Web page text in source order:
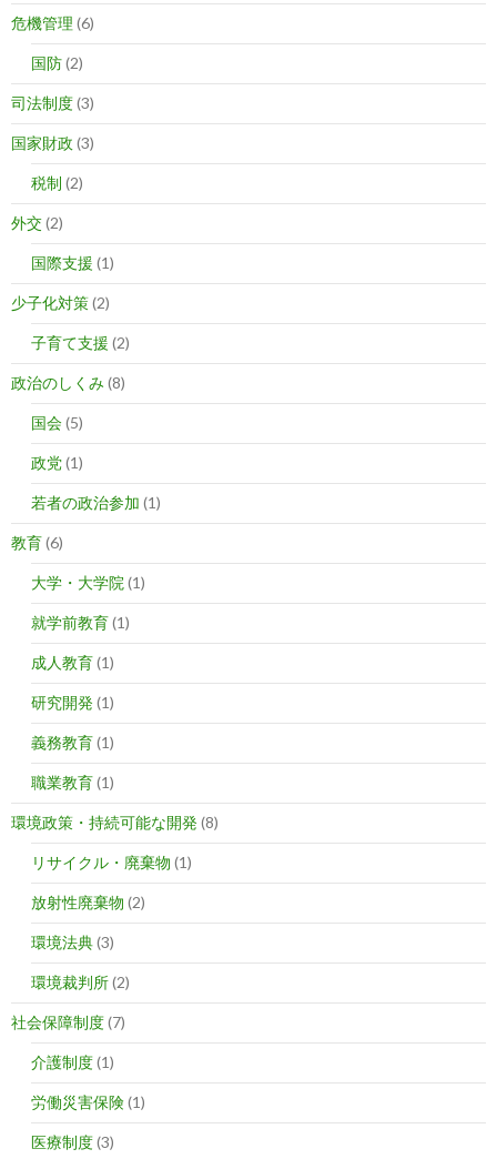
危機管理 (6)
国防(2)
司法制度(3)
国家財政 (3)
税制 (2)
外交(2)
国際支援 (1)
少子化対策(2)
子育て支援 (2)
政治のしくみ (8)
国会(5)
政党(1)
若者の政治参加 (1)
教育(6)
大学・大学院 (1)
就学前教育(1)
成人教育(1)
研究開発 (1)
義務教育(1)
職業教育(1)
環境政策・持続可能な開発 (8)
リサイクル・廃棄物 (1)
放射性廃棄物 (2)
環境法典(3)
環境裁判所(2)
社会保障制度(7)
介護制度(1)
労働災害保険(1)
医療制度(3)